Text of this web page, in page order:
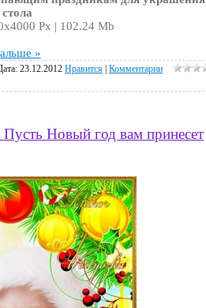
Px | 102.24 Mb
»
23.12.2012 Нравится | Комментарии
Новый год вам принесет